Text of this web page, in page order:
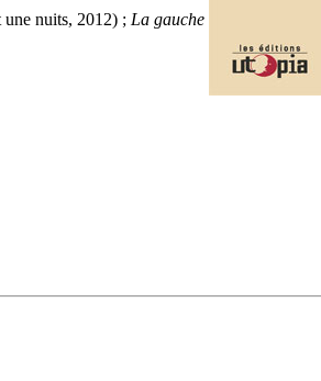
nuits, 2012) ; La gauche